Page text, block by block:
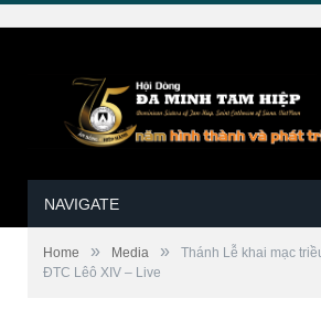
NAVIGATE
Home » Media »
Thánh Lễ khai mạc
ĐTC Lêô XIV – Live